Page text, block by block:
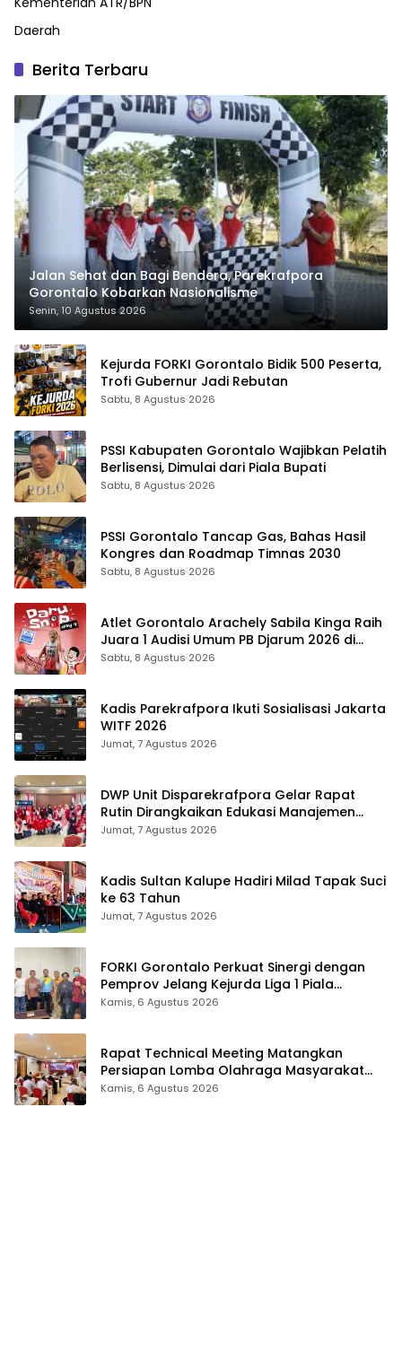
Daerah
Berita Terbaru
Jalan Sehat dan Bagi Bendera, Parekrafpora
Gorontalo Kobarkan Nasionalisme
Senin, 10 Agustus 2026
Kejurda FORKI Gorontalo Bidik 500 Peserta,
Trofi Gubernur Jadi Rebutan
Sabtu, 8 Agustus 2026
PSSI Kabupaten Gorontalo Wajibkan Pelatih
Berlisensi, Dimulai dari Piala Bupati
Sabtu, 8 Agustus 2026
PSSI Gorontalo Tancap Gas, Bahas Hasil
Kongres dan Roadmap Timnas 2030
Sabtu, 8 Agustus 2026
Atlet Gorontalo Arachely Sabila Kinga Raih
Juara 1 Audisi Umum PB Djarum 2026 di
Makassar
Sabtu, 8 Agustus 2026
Kadis Parekrafpora Ikuti Sosialisasi Jakarta
WITF 2026
Jumat, 7 Agustus 2026
DWP Unit Disparekrafpora Gelar Rapat
Rutin Dirangkaikan Edukasi Manajemen
Stres
Jumat, 7 Agustus 2026
Kadis Sultan Kalupe Hadiri Milad Tapak Suci
ke 63 Tahun
Jumat, 7 Agustus 2026
FORKI Gorontalo Perkuat Sinergi dengan
Pemprov Jelang Kejurda Liga 1 Piala
Gubernur 2026
Kamis, 6 Agustus 2026
Rapat Technical Meeting Matangkan
Persiapan Lomba Olahraga Masyarakat
Tingkat Provinsi Gorontalo
Kamis, 6 Agustus 2026